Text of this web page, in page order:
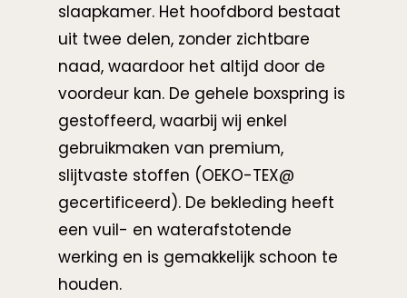
slaapkamer. Het hoofdbord bestaat
uit twee delen, zonder zichtbare
naad, waardoor het altijd door de
voordeur kan. De gehele boxspring is
gestoffeerd, waarbij wij enkel
gebruikmaken van premium,
slijtvaste stoffen (OEKO-TEX@
gecertificeerd). De bekleding heeft
een vuil- en waterafstotende
werking en is gemakkelijk schoon te
houden.